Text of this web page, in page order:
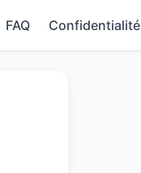
FAQ Confidentialité